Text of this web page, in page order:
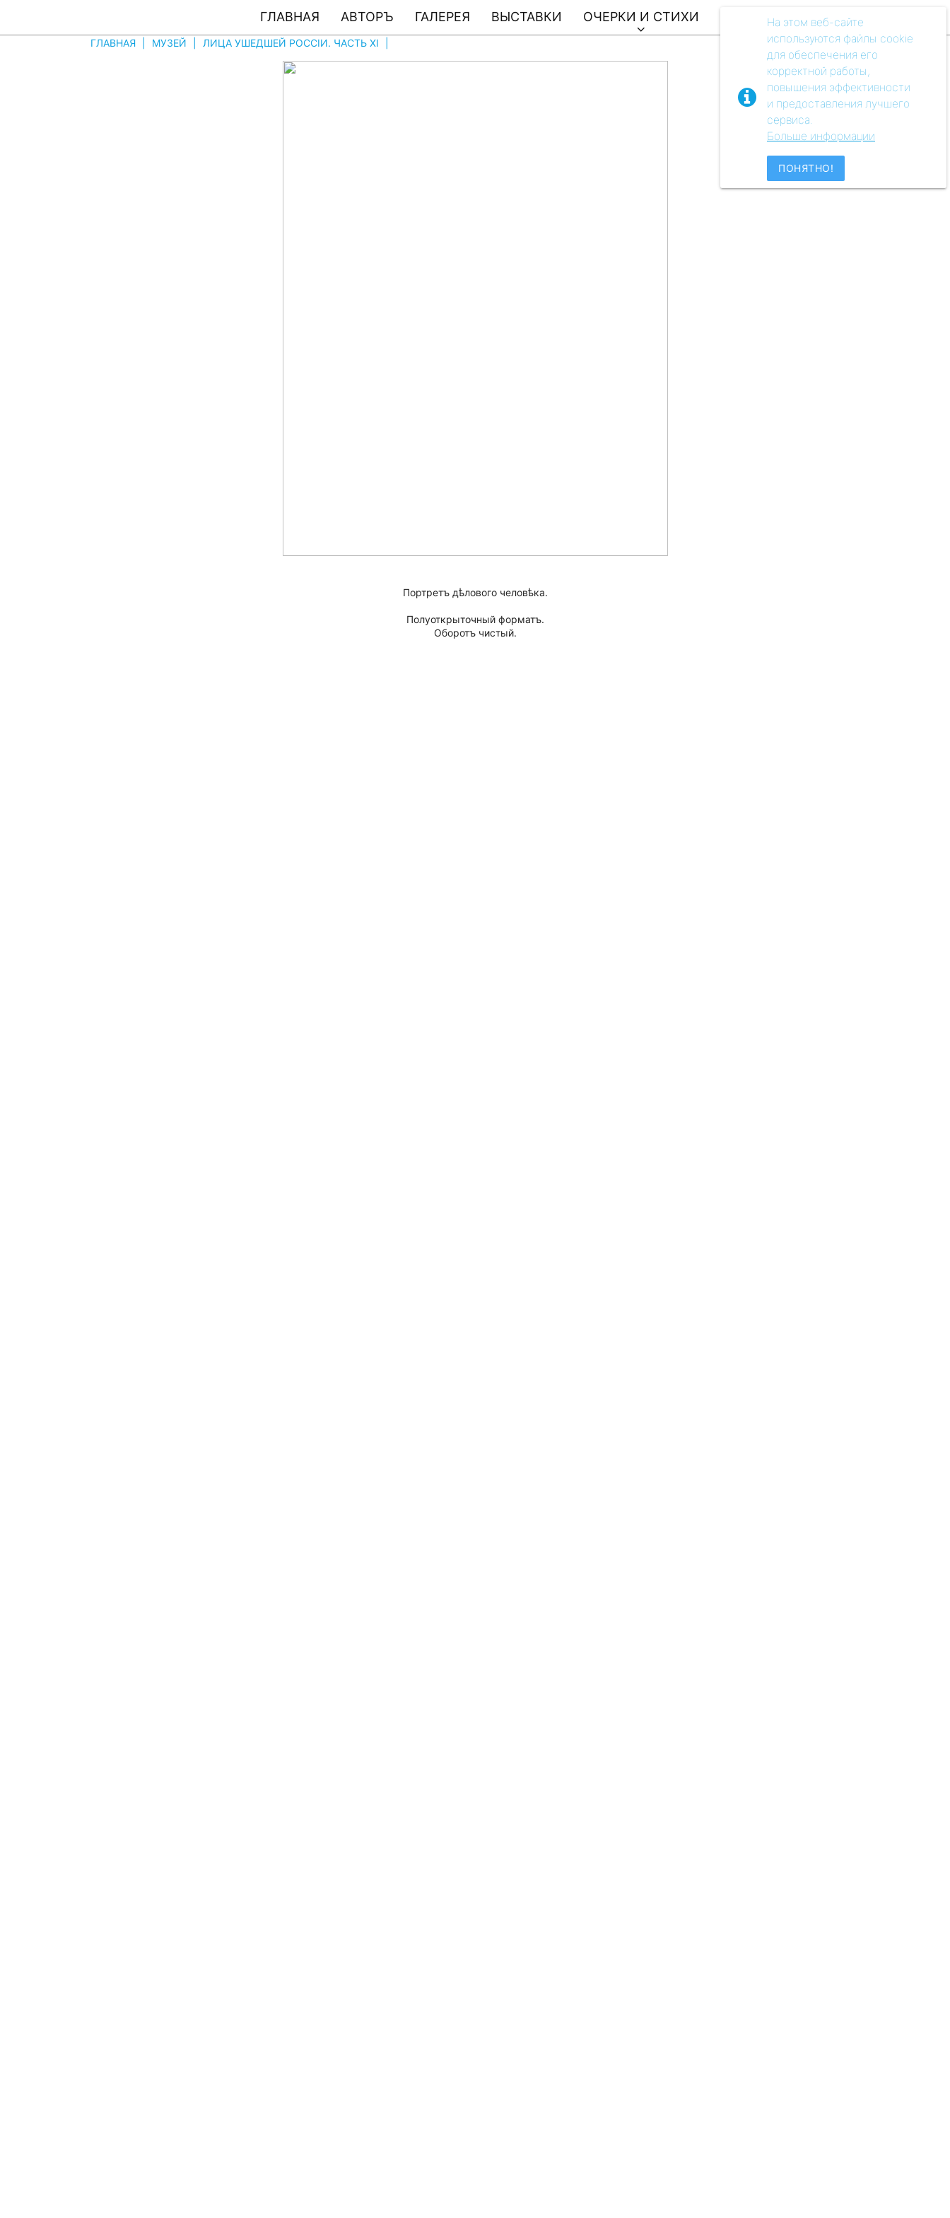
На этом веб-сайте
используются файлы cookie
для обеспечения его
корректной работы,
повышения эффективности
и предоставления лучшего
сервиса.
Больше информации
ПОНЯТНО!
ГЛАВНАЯ АВТОРЪ ГАЛЕРЕЯ ВЫСТАВКИ ОЧЕРКИ И СТИХИ АУДIO МУЗЕЙ
ГЛАВНАЯ МУЗЕЙ ЛИЦА УШЕДШЕЙ РОССIИ. ЧАСТЬ XI
Портретъ дѣлового человѣка.
Полуоткрыточный форматъ.
Оборотъ чистый.